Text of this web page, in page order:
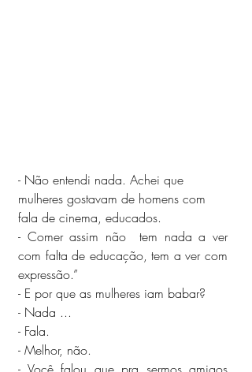
- Não entendi nada. Achei que
mulheres gostavam de homens com
fala de cinema, educados.
- Comer assim não  tem nada a ver
com falta de educação, tem a ver com
expressão.”
- E por que as mulheres iam babar?
- Nada ...
- Fala.
- Melhor, não.
- Você falou que pra sermos amigos